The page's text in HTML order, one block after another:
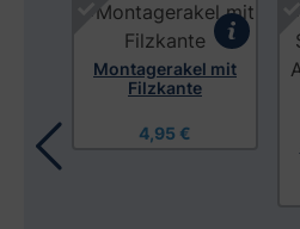
Montagerakel mit
Filzkante
4,95 €